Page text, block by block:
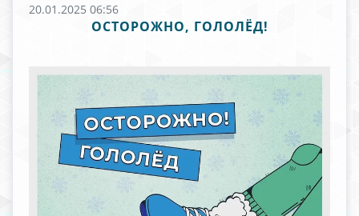
20.01.2025 06:56
ОСТОРОЖНО, ГОЛОЛЁД!